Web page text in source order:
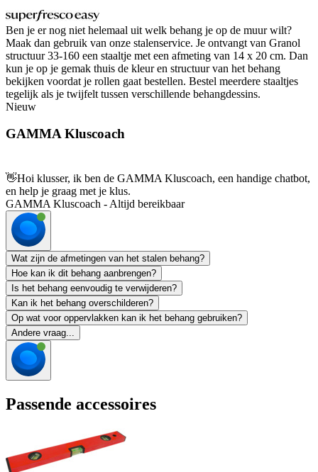
Ben je er nog niet helemaal uit welk behang je op de muur wilt?
Maak dan gebruik van onze stalenservice. Je ontvangt van Granol
structuur 33-160 een staaltje met een afmeting van 14 x 20 cm. Dan
kun je op je gemak thuis de kleur en structuur van het behang
bekijken voordat je rollen gaat bestellen. Bestel meerdere staaltjes
tegelijk als je twijfelt tussen verschillende behangdessins.
Nieuw
GAMMA Kluscoach
👋Hoi klusser, ik ben de GAMMA Kluscoach, een handige chatbot,
en help je graag met je klus.
GAMMA Kluscoach - Altijd bereikbaar
Wat zijn de afmetingen van het stalen behang?
Hoe kan ik dit behang aanbrengen?
Is het behang eenvoudig te verwijderen?
Kan ik het behang overschilderen?
Op wat voor oppervlakken kan ik het behang gebruiken?
Andere vraag...
Passende accessoires